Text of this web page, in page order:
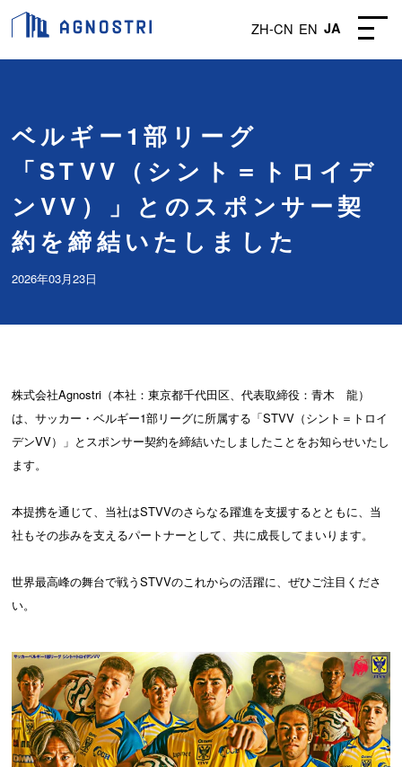
ZH-CN EN JA
ベルギー1部リーグ
「STVV（シント＝トロイデ
ンVV）」とのスポンサー契
約を締結いたしました
2026年03月23日
株式会社Agnostri（本社：東京都千代田区、代表取締役：青木 龍）
は、サッカー・ベルギー1部リーグに所属する「STVV（シント＝トロイ
デンVV）」とスポンサー契約を締結いたしましたことをお知らせいたし
ます。
本提携を通じて、当社はSTVVのさらなる躍進を支援するとともに、当
社もその歩みを支えるパートナーとして、共に成長してまいります。
世界最高峰の舞台で戦うSTVVのこれからの活躍に、ぜひご注目くださ
い。